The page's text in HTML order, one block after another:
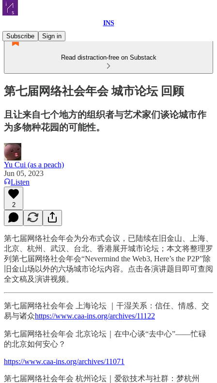
INS
Subscribe
Sign in
Read distraction-free on Substack
第七届网络社会年会 城市论坛 回顾
且让来自七个地方的组织者与艺术家们谈论城市作
为多物种花园的可能性。
Yu Cui (as a peach)
Jun 05, 2023
Listen
2
第七届网络社会年会为分布式会议，已陆续在旧金山、上海、
北京、杭州、武汉、台北、香港展开城市论坛；本文将整理罗
列第七届网络社会年会“Nevermind the Web3, Here’s the P2P”除
旧金山场以外的六场城市论坛内容。点击各演讲题目即可查阅
全文稿及演讲视频。
第七届网络社会年会 上海论坛 ｜干湿关系：信任、情感、交
易与诸众https://www.caa-ins.org/archives/11122
第七届网络社会年会 北京论坛｜在中心谈“去中心”——忙碌
的北京如何安心？
https://www.caa-ins.org/archives/11071
第七届网络社会年会 杭州论坛｜爱欲技术与社群：梦杭州